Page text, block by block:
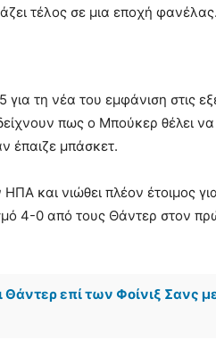
τέλος σε μια εποχή φανέλας.
για τη νέα του εμφάνιση στις
πως ο Μπούκερ θέλει να
έπαιζε μπάσκετ.
και νιώθει πλέον έτοιμος
4-0 από τους Θάντερ στον
Θάντερ επί των Φοίνιξ Σανς